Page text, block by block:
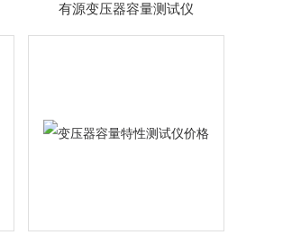
有源变压器容量测试仪